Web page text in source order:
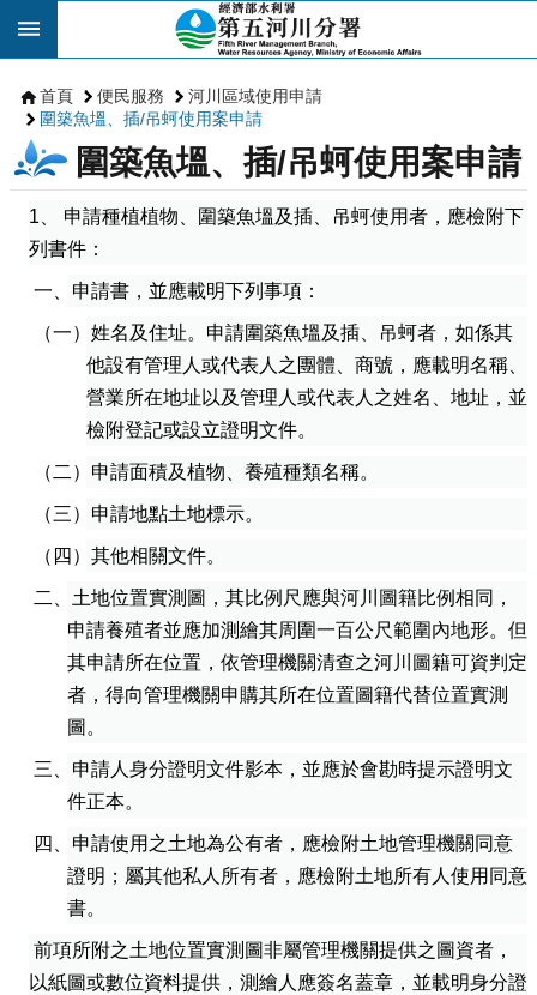
跳到主要內容區塊
首頁 便民服務
河川區域使用申請
圍築魚塭、插/吊蚵使用案申請
圍築魚塭、插/吊蚵使用案申請
1
申請種植植物、圍築魚塭及插、吊蚵使用者，應檢附下
列書件：
一、申請書，並應載明下列事項：
（一）姓名及住址。申請圍築魚塭及插、吊蚵者，如係其
他設有管理人或代表人之團體、商號，應載明名稱、
營業所在地址以及管理人或代表人之姓名、地址，並
檢附登記或設立證明文件。
（二）申請面積及植物、養殖種類名稱。
（三）申請地點土地標示。
（四）其他相關文件。
二、土地位置實測圖，其比例尺應與河川圖籍比例相同，
申請養殖者並應加測繪其周圍一百公尺範圍內地形。但
其申請所在位置，依管理機關清查之河川圖籍可資判定
者，得向管理機關申購其所在位置圖籍代替位置實測
圖。
三、申請人身分證明文件影本，並應於會勘時提示證明文
件正本。
四、申請使用之土地為公有者，應檢附土地管理機關同意
證明；屬其他私人所有者，應檢附土地所有人使用同意
書。
前項所附之土地位置實測圖非屬管理機關提供之圖資者，
以紙圖或數位資料提供，測繪人應簽名蓋章，並載明身分證